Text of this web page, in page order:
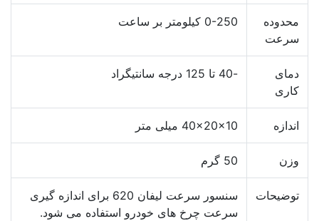
محدوده
سرعت
0-250 کیلومتر بر ساعت
دمای
کاری
-40 تا 125 درجه سانتیگراد
اندازه 40x20x10 میلی متر
وزن 50 گرم
توضیحات
سنسور سرعت لیفان 620 برای اندازه گیری
سرعت چرخ های خودرو استفاده می شود.